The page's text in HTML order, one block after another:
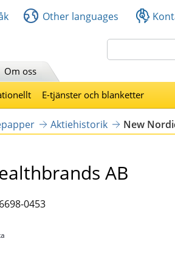
Other languages
Om oss
E-tjänster och blanketter
Aktiehistorik New
AB
0453